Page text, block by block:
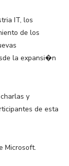
IT, los
de los
la expansi�n
y
de esta
Microsoft.